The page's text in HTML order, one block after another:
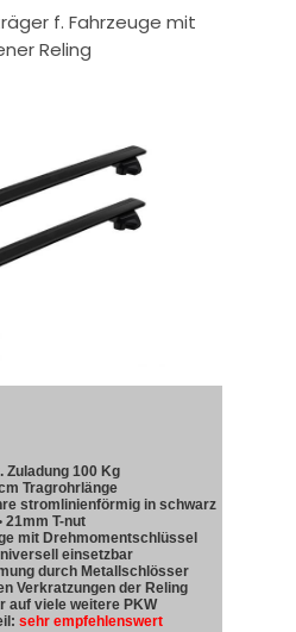
f. Fahrzeuge mit
Reling
Zuladung 100 Kg
Tragrohrlänge
stromlinienförmig in schwarz
21mm T-nut
mit Drehmomentschlüssel
einsetzbar
durch Metallschlösser
Verkratzungen der Reling
auf viele weitere PKW
sehr empfehlenswert